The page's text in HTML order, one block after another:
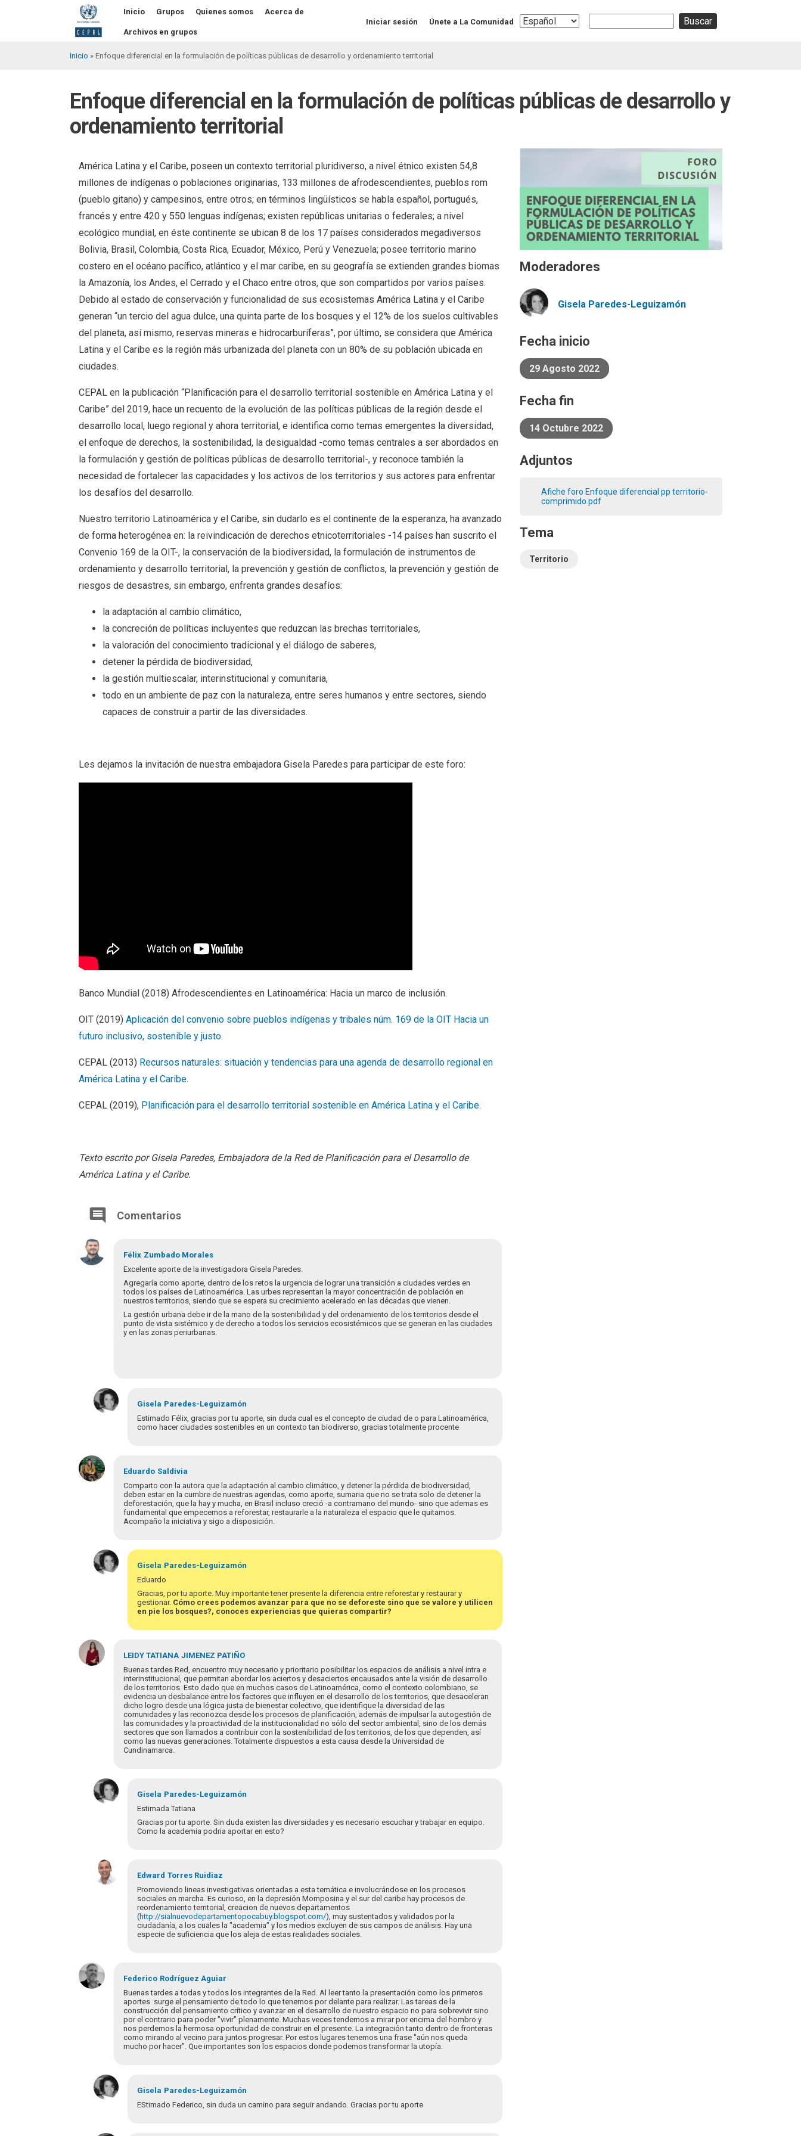
Inicio Grupos Quienes somos Acerca de
Archivos en grupos
Iniciar sesión Únete a La Comunidad
Select
your
enlaces
de
ayuda
la
navegación
Inicio Enfoque diferencial en la formulación de políticas públicas de desarrollo y ordenamiento territorial
Enfoque diferencial en la formulación de políticas públicas de desarrollo y
ordenamiento territorial
América Latina y el Caribe, poseen un contexto territorial pluridiverso, a nivel étnico existen 54,8
millones de indígenas o poblaciones originarias, 133 millones de afrodescendientes, pueblos rom
(pueblo gitano) y campesinos, entre otros; en términos lingüísticos se habla español, portugués,
francés y entre 420 y 550 lenguas indígenas; existen repúblicas unitarias o federales; a nivel
ecológico mundial, en éste continente se ubican 8 de los 17 países considerados megadiversos
Bolivia, Brasil, Colombia, Costa Rica, Ecuador, México, Perú y Venezuela; posee territorio marino
costero en el océano pacífico, atlántico y el mar caribe, en su geografía se extienden grandes biomas
la Amazonía, los Andes, el Cerrado y el Chaco entre otros, que son compartidos por varios países.
Debido al estado de conservación y funcionalidad de sus ecosistemas América Latina y el Caribe
generan “un tercio del agua dulce, una quinta parte de los bosques y el 12% de los suelos cultivables
del planeta, así mismo, reservas mineras e hidrocarburíferas”, por último, se considera que América
Latina y el Caribe es la región más urbanizada del planeta con un 80% de su población ubicada en
ciudades.
CEPAL en la publicación “Planificación para el desarrollo territorial sostenible en América Latina y el
Caribe” del 2019, hace un recuento de la evolución de las políticas públicas de la región desde el
desarrollo local, luego regional y ahora territorial, e identifica como temas emergentes la diversidad,
el enfoque de derechos, la sostenibilidad, la desigualdad -como temas centrales a ser abordados en
la formulación y gestión de políticas públicas de desarrollo territorial-, y reconoce también la
necesidad de fortalecer las capacidades y los activos de los territorios y sus actores para enfrentar
los desafíos del desarrollo.
Nuestro territorio Latinoamérica y el Caribe, sin dudarlo es el continente de la esperanza, ha avanzado
de forma heterogénea en: la reivindicación de derechos etnicoterritoriales -14 países han suscrito el
Convenio 169 de la OIT-, la conservación de la biodiversidad, la formulación de instrumentos de
ordenamiento y desarrollo territorial, la prevención y gestión de conflictos, la prevención y gestión de
riesgos de desastres, sin embargo, enfrenta grandes desafíos:
la adaptación al cambio climático,
la concreción de políticas incluyentes que reduzcan las brechas territoriales,
la valoración del conocimiento tradicional y el diálogo de saberes,
detener la pérdida de biodiversidad,
la gestión multiescalar, interinstitucional y comunitaria,
todo en un ambiente de paz con la naturaleza, entre seres humanos y entre sectores, siendo
capaces de construir a partir de las diversidades.
Les dejamos la invitación de nuestra embajadora Gisela Paredes para participar de este foro:
Banco Mundial (2018) Afrodescendientes en Latinoamérica: Hacia un marco de inclusión.
OIT (2019) Aplicación del convenio sobre pueblos indígenas y tribales núm. 169 de la OIT Hacia un
futuro inclusivo, sostenible y justo.
CEPAL (2013) Recursos naturales: situación y tendencias para una agenda de desarrollo regional en
América Latina y el Caribe.
CEPAL (2019), Planificación para el desarrollo territorial sostenible en América Latina y el Caribe.
Texto escrito por Gisela Paredes, Embajadora de la Red de Planificación para el Desarrollo de
América Latina y el Caribe.
Comentarios
Félix Zumbado Morales
Excelente aporte de la investigadora Gisela Paredes.
Agregaría como aporte, dentro de los retos la urgencia de lograr una transición a ciudades verdes en
todos los países de Latinoamérica. Las urbes representan la mayor concentración de población en
nuestros territorios, siendo que se espera su crecimiento acelerado en las décadas que vienen.
La gestión urbana debe ir de la mano de la sostenibilidad y del ordenamiento de los territorios desde el
punto de vista sistémico y de derecho a todos los servicios ecosistémicos que se generan en las ciudades
y en las zonas periurbanas.
Gisela Paredes-Leguizamón
Estimado Félix, gracias por tu aporte, sin duda cual es el concepto de ciudad de o para Latinoamérica,
como hacer ciudades sostenibles en un contexto tan biodiverso, gracias totalmente procente
En
respuesta
a
Excelente
felix.zumbado
Eduardo Saldivia
Comparto con la autora que la adaptación al cambio climático, y detener la pérdida de biodiversidad,
deben estar en la cumbre de nuestras agendas, como aporte, sumaria que no se trata solo de detener la
deforestación, que la hay y mucha, en Brasil incluso creció -a contramano del mundo- sino que ademas es
fundamental que empecemos a reforestar, restaurarle a la naturaleza el espacio que le quitamos.
Acompaño la iniciativa y sigo a disposición.
Gisela Paredes-Leguizamón
Eduardo
Gracias, por tu aporte. Muy importante tener presente la diferencia entre reforestar y restaurar y
gestionar. Cómo crees podemos avanzar para que no se deforeste sino que se valore y utilicen
en pie los bosques?, conoces experiencias que quieras compartir?
En
respuesta
a
Comparto
EdSaldivia
LEIDY TATIANA JIMENEZ PATIÑO
Buenas tardes Red, encuentro muy necesario y prioritario posibilitar los espacios de análisis a nivel intra e
interinstitucional, que permitan abordar los aciertos y desaciertos encausados ante la visión de desarrollo
de los territorios. Esto dado que en muchos casos de Latinoamérica, como el contexto colombiano, se
evidencia un desbalance entre los factores que influyen en el desarrollo de los territorios, que desaceleran
dicho logro desde una lógica justa de bienestar colectivo, que identifique la diversidad de las
comunidades y las reconozca desde los procesos de planificación, además de impulsar la autogestión de
las comunidades y la proactividad de la institucionalidad no sólo del sector ambiental, sino de los demás
sectores que son llamados a contribuir con la sostenibilidad de los territorios, de los que dependen, así
como las nuevas generaciones. Totalmente dispuestos a esta causa desde la Universidad de
Cundinamarca.
Gisela Paredes-Leguizamón
Estimada Tatiana
Gracias por tu aporte. Sin duda existen las diversidades y es necesario escuchar y trabajar en equipo.
Como la academia podria aportar en esto?
En
respuesta
encuentro…
JIMENEZ
Edward Torres Ruidiaz
Promoviendo lineas investigativas orientadas a esta temática e involucrándose en los procesos
sociales en marcha. Es curioso, en la depresión Momposina y el sur del caribe hay procesos de
reordenamiento territorial, creacion de nuevos departamentos
(http://sialnuevodepartamentopocabuy.blogspot.com/), muy sustentados y validados por la
ciudadanía, a los cuales la "academia" y los medios excluyen de sus campos de análisis. Hay una
especie de suficiencia que los aleja de estas realidades sociales.
En
respuesta
a
Buenas
encuentro…
Federico Rodríguez Aguiar
Buenas tardes a todas y todos los integrantes de la Red. Al leer tanto la presentación como los primeros
aportes surge el pensamiento de todo lo que tenemos por delante para realizar. Las tareas de la
construcción del pensamiento crítico y avanzar en el desarrollo de nuestro espacio no para sobrevivir sino
por el contrario para poder "vivir" plenamente. Muchas veces tendemos a mirar por encima del hombro y
nos perdemos la hermosa oportunidad de construir en el presente. La integración tanto dentro de fronteras
como mirando al vecino para juntos progresar. Por estos lugares tenemos una frase "aún nos queda
mucho por hacer". Que importantes son los espacios donde podemos transformar la utopía.
Gisela Paredes-Leguizamón
EStimado Federico, sin duda un camino para seguir andando. Gracias por tu aporte
Moderadores
Gisela Paredes-Leguizamón
Fecha inicio
29 Agosto 2022
Fecha fin
14 Octubre 2022
Adjuntos
Afiche foro Enfoque diferencial pp territorio-
comprimido.pdf
Tema
Territorio